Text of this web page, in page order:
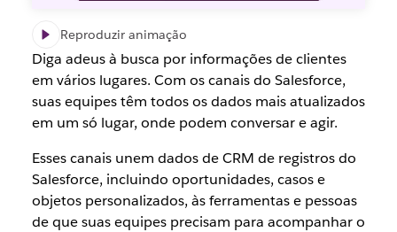
Reproduzir animação
Diga adeus à busca por informações de clientes
em vários lugares. Com os canais do Salesforce,
suas equipes têm todos os dados mais atualizados
em um só lugar, onde podem conversar e agir.
Esses canais unem dados de CRM de registros do
Salesforce, incluindo oportunidades, casos e
objetos personalizados, às ferramentas e pessoas
de que suas equipes precisam para acompanhar o